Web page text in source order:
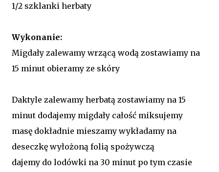
1/2 szklanki herbaty
Wykonanie:
Migdały zalewamy wrzącą wodą zostawiamy na
15 minut obieramy ze skóry
Daktyle zalewamy herbatą zostawiamy na 15
minut dodajemy migdały całość miksujemy
masę dokładnie mieszamy wykładamy na
deseczkę wyłożoną folią spożywczą
dajemy do lodówki na 30 minut po tym czasie